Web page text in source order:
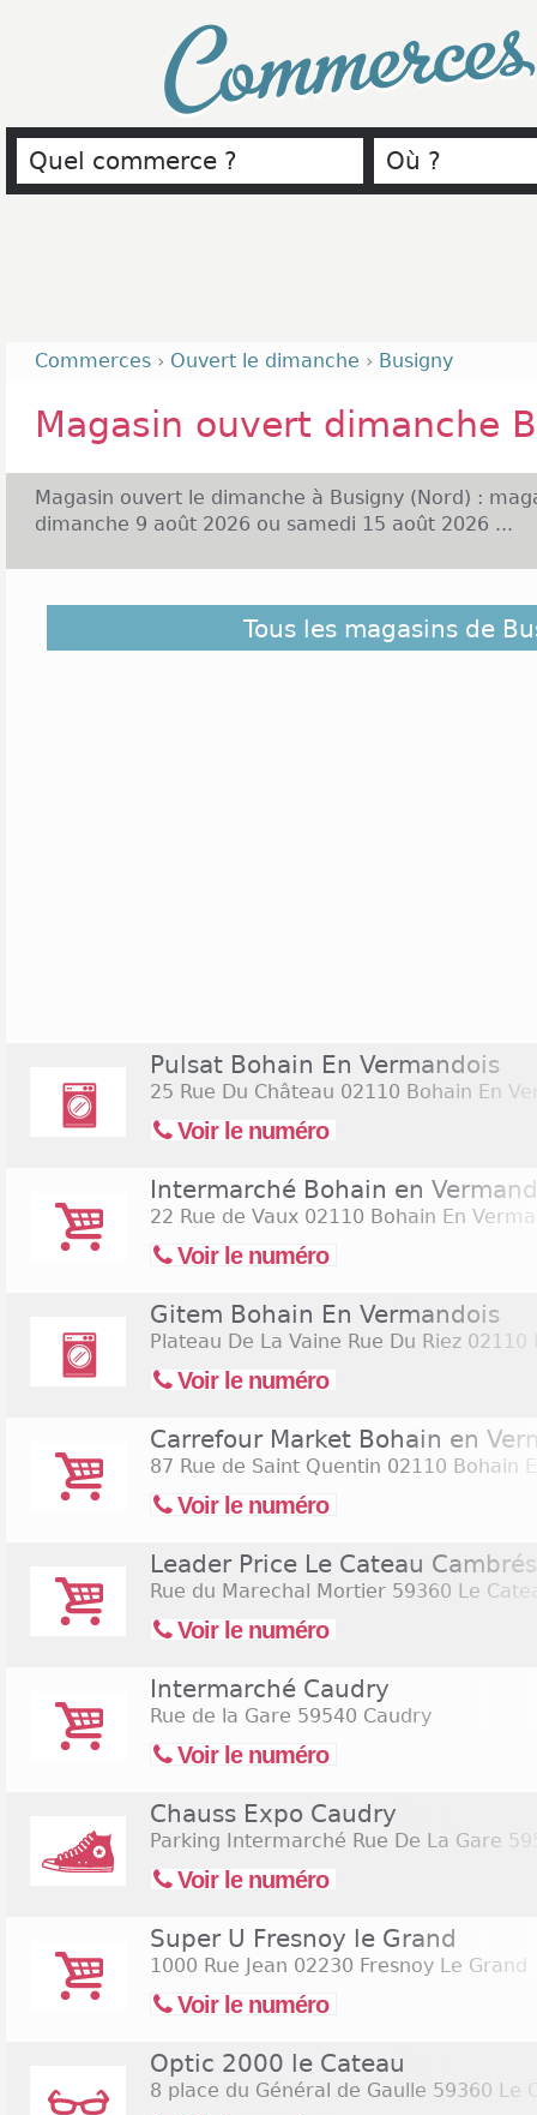
Commerces › Ouvert le dimanche › Busigny
Magasin ouvert dimanche
Magasin ouvert le dimanche à Busigny (Nord) :
dimanche 9 août 2026 ou samedi 15 août 2026 ...
Découvrez dans la liste ci-dessous les magasins
et ceux situés à proximité. Ils sont classés du
Tous les magasins de
Pulsat Bohain En Vermandois
25 Rue Du Château 02110 Bohain En
Voir le numéro
Intermarché Bohain en
22 Rue de Vaux 02110 Bohain En
Voir le numéro
Gitem Bohain En Vermandois
Plateau De La Vaine Rue Du Riez 02110
Voir le numéro
Carrefour Market Bohain en
87 Rue de Saint Quentin 02110 Bohain
Voir le numéro
Leader Price Le Cateau
Rue du Marechal Mortier 59360 Le
Voir le numéro
Intermarché Caudry
Rue de la Gare 59540 Caudry
Voir le numéro
Chauss Expo Caudry
Parking Intermarché Rue De La Gare
Voir le numéro
Super U Fresnoy le Grand
1000 Rue Jean 02230 Fresnoy Le Grand
Voir le numéro
Optic 2000 le Cateau
8 place du Général de Gaulle 59360 Le